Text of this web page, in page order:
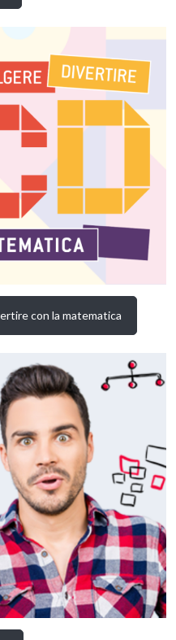
con la matematica